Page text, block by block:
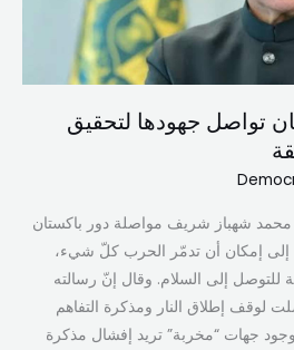
تواصل جهودها لتحقيق
محمد شهباز شريف مواصلة دور باكستان
إمكان أن تدمّر الحرب كلّ شيء،
للتوصل إلى السلام. وقال إنّ رسالته
لوقف إطلاق النار ومذكرة التفاهم
جهات “مخربة” تريد إفشال مذكرة